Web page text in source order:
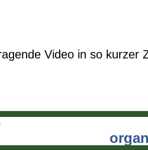
Video in so kurzer